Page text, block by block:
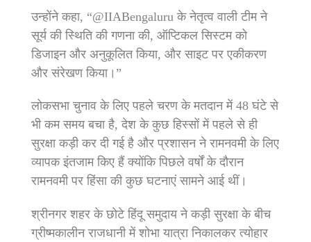
उन्होंने कहा, “@IIABengaluru के नेतृत्व वाली टीम ने
सूर्य की स्थिति की गणना की, ऑप्टिकल सिस्टम को
डिजाइन और अनुकूलित किया, और साइट पर एकीकरण
और संरेखण किया।”
लोकसभा चुनाव के लिए पहले चरण के मतदान में 48 घंटे से
भी कम समय बचा है, देश के कुछ हिस्सों में पहले से ही
सुरक्षा कड़ी कर दी गई है और प्रशासन ने रामनवमी के लिए
व्यापक इंतजाम किए हैं क्योंकि पिछले वर्षों के दौरान
रामनवमी पर हिंसा की कुछ घटनाएं सामने आई थीं।
श्रीनगर शहर के छोटे हिंदू समुदाय ने कड़ी सुरक्षा के बीच
ग्रीष्मकालीन राजधानी में शोभा यात्रा निकालकर त्योहार